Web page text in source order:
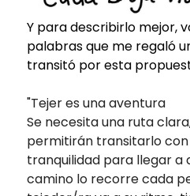
Y para describirlo mejor,
palabras que me regaló
transitó por esta
"Tejer es una aventura
Se necesita una ruta
permitirán transitarlo con
tranquilidad para llegar a
camino lo recorre cada